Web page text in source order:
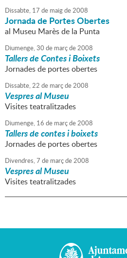
Dissabte, 17 de maigde2008
Jornada de Portes Obertes
al Museu Marès de la Punta
Diumenge,30 de marçde2008
Tallers de Contes i Boixets
Jornades de portes obertes
Dissabte,22 de marçde2008
Vespres al Museu
Visites teatralitzades
Diumenge, 16 de marçde2008
Tallers de contes i boixets
Jornades de portes obertes
Divendres,7 de marçde2008
Vespres al Museu
Visites teatralitzades